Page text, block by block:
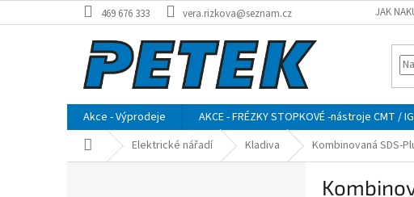
na
469 676 333 vera.rizkova@seznam.cz JAK
Akce - Výprodeje AKCE - FRÉZKY STOPKOVÉ -nástroje CMT /
Domů Elektrické nářadí Kladiva Kombinovaná SDS-